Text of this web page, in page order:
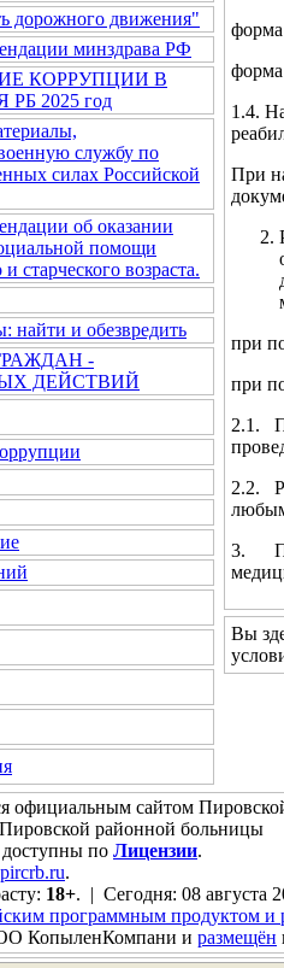
дорожного движения"
минздрава РФ
КОРРУПЦИИ В
2025 год
службу по
силах Российской
об оказании
помощи
старческого возраста.
найти и обезвредить
-
ДЕЙСТВИЙ
форма
форма
1.4.
При
при
при
2.1.
2.2.
3.
Вы
официальным сайтом
районной больницы
доступны по Лицензии.
.
18+. | Сегодня: 08 августа
программным продуктом
КопыленКомпани и размещён